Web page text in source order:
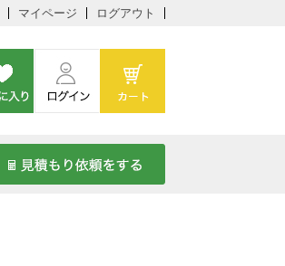
マイページ ログアウト